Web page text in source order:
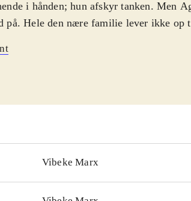
i hånden; hun afskyr tanken. Men
på. Hele den nære familie lever ikke op
gribe chancen for at ændre det?
med sans for personskildringer og har
Hun har siden 1982 skrevet bøger i
Vådeskud, 2010. Med Sortehusene
Vibeke Marx